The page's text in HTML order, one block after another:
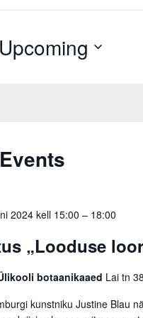
Upcoming
2024 kell 15:00 – 18:00
„Looduse
botaanikaaed Lai tn
kunstniku Justine Blau